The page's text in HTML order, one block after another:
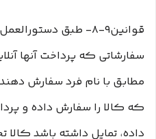
قوانین۹-۸- طبق
سفارشاتی که پرداخت آنها
مطابق با نام فرد سفارش
که کالا را سفارش داده و
داده، تمایل داشته باشد